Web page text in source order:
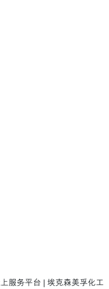
服务平台 | 埃克森美孚化工